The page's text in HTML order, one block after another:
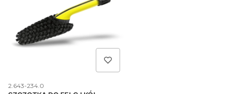
Kod produktu
2.643-234.0